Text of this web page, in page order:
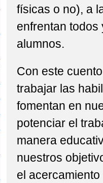
físicas o no), a
enfrentan todos
alumnos.
Con este
trabajar las
fomentan en
potenciar el
manera
nuestros
el